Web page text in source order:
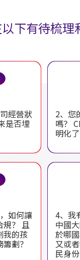
下有待梳理
經營狀
是否埋
2、您
嗎？
明化
如何讓
規？ 且
我的孩
劃？
4、我
中國
於哪
又或
民身份